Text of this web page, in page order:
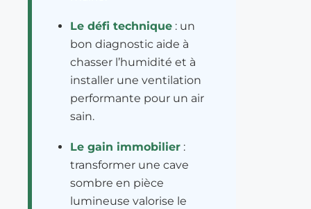
Le défi technique : un
bon diagnostic aide à
chasser l’humidité et à
installer une ventilation
performante pour un air
sain.
Le gain immobilier :
transformer une cave
sombre en pièce
lumineuse valorise le